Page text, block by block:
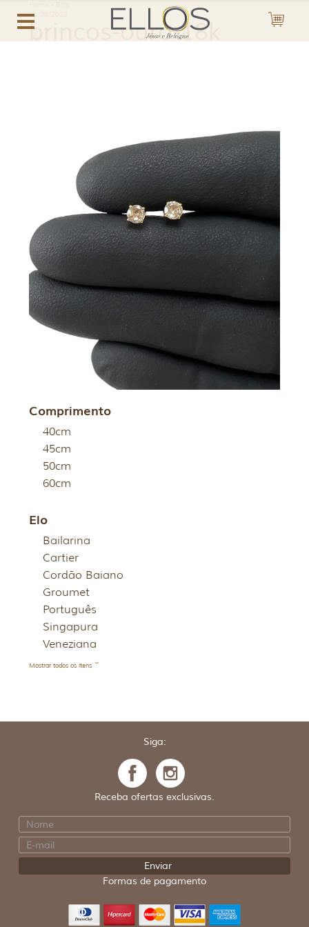
28/08/2023
brincos-ouro-18k
Comprimento
40cm
45cm
50cm
60cm
Elo
Bailarina
Cartier
Cordão Baiano
Groumet
Português
Singapura
Veneziana
Mostrar todos os itens
Siga:
Receba ofertas exclusivas.
Formas de pagamento